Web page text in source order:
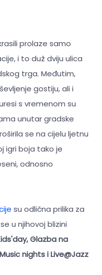
prolaze samo
i to duž dviju ulica
trga. Međutim,
gostiju, ali i
s vremenom su
unutar gradske
se na cijelu ljetnu
igri boja tako je
odnosno
su odlična prilika za
u njihovoj blizini
Glazba na
nights i Live@Jazz